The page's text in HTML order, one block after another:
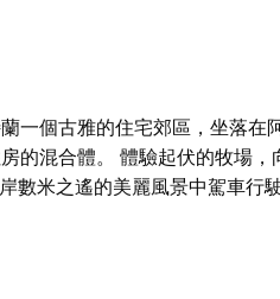
一個古雅的住宅郊區，坐落
的混合體。 體驗起伏的牧場
數米之遙的美麗風景中駕車行駛
的混合體。